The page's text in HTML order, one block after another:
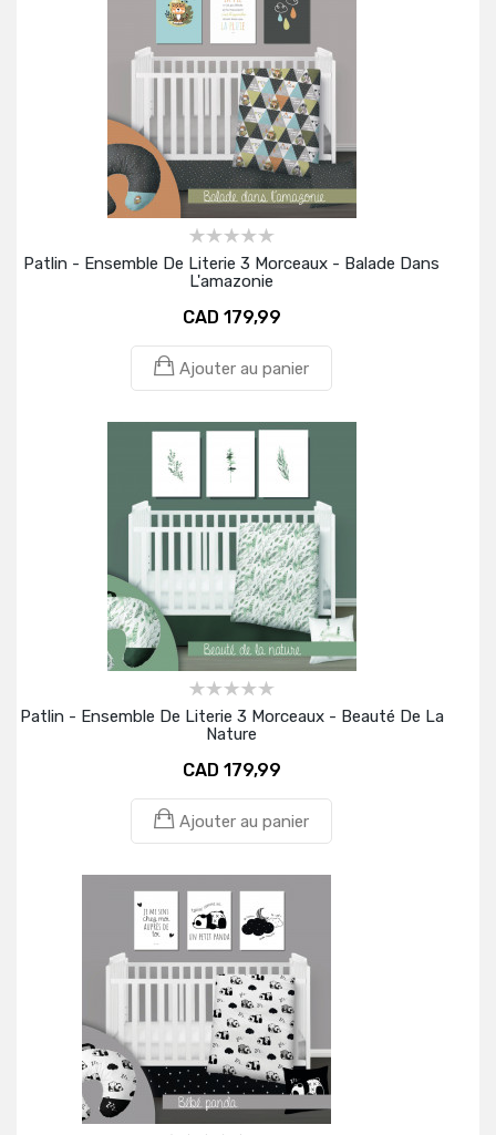
Patlin - Ensemble De Literie 3 Morceaux - Balade Dans
L'amazonie
CAD 179,99
Ajouter au panier
Patlin - Ensemble De Literie 3 Morceaux - Beauté De La
Nature
CAD 179,99
Ajouter au panier